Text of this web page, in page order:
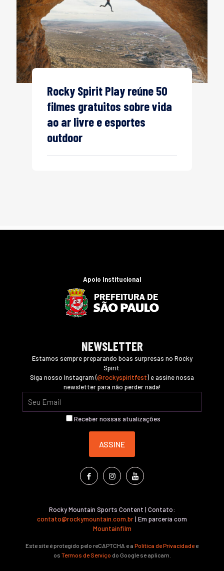
Rocky Spirit Play reúne 50
filmes gratuitos sobre vida
ao ar livre e esportes
outdoor
Apoio Institucional
NEWSLETTER
Estamos sempre preparando boas surpresas no Rocky
Spirit.
Siga nosso Instagram (@rockyspiritfest) e assine nossa
newsletter para não perder nada!
Receber nossas atualizações
Rocky Mountain Sports Content | Contato:
contato@rockymountain.com.br| Em parceria com
Mountainfilm
Este site é protegido pelo reCAPTCHA e a Política de Privacidadee
os Termos de Serviço do Google se aplicam.